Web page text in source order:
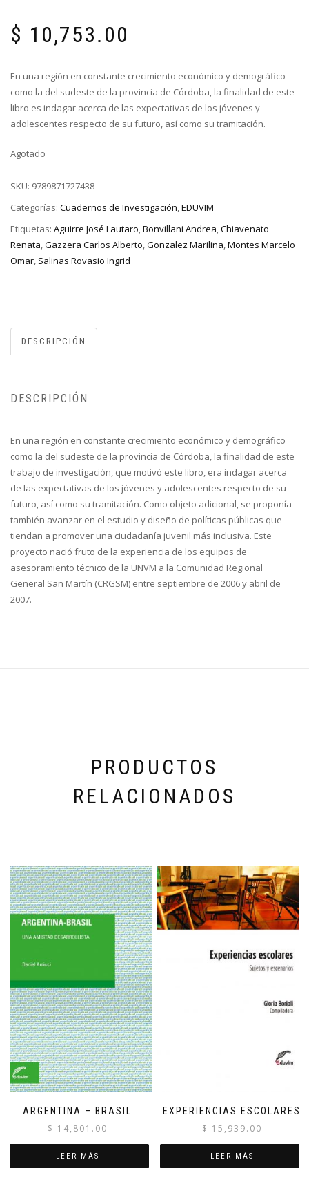
$ 10,753.00
En una región en constante crecimiento económico y demográfico
como la del sudeste de la provincia de Córdoba, la finalidad de este
libro es indagar acerca de las expectativas de los jóvenes y
adolescentes respecto de su futuro, así como su tramitación.
Agotado
SKU: 9789871727438
Categorías: Cuadernos de Investigación,EDUVIM
Etiquetas: Aguirre José Lautaro,Bonvillani Andrea,Chiavenato
Renata,Gazzera Carlos Alberto,Gonzalez Marilina,Montes Marcelo
Omar, Salinas Rovasio Ingrid
DESCRIPCIÓN
DESCRIPCIÓN
En una región en constante crecimiento económico y demográfico
como la del sudeste de la provincia de Córdoba, la finalidad de este
trabajo de investigación, que motivó este libro, era indagar acerca
de las expectativas de los jóvenes y adolescentes respecto de su
futuro, así como su tramitación. Como objeto adicional, se proponía
también avanzar en el estudio y diseño de políticas públicas que
tiendan a promover una ciudadanía juvenil más inclusiva. Este
proyecto nació fruto de la experiencia de los equipos de
asesoramiento técnico de la UNVM a la Comunidad Regional
General San Martín (CRGSM) entre septiembre de 2006 y abril de
2007.
PRODUCTOS
RELACIONADOS
ARGENTINA – BRASIL
$ 14,801.00
LEER MÁS
EXPERIENCIAS ESCOLARES
$ 15,939.00
LEER MÁS